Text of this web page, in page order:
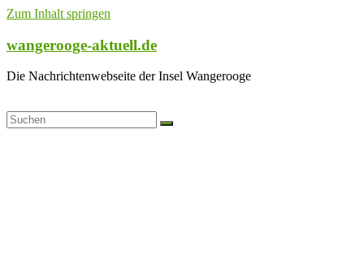
Zum Inhalt springen
wangerooge-aktuell.de
Die Nachrichtenwebseite der Insel Wangerooge